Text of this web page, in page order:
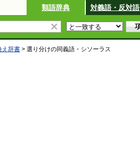
類語辞典 対義語・反対語
え辞書 > 選り分けの同義語・シソーラス